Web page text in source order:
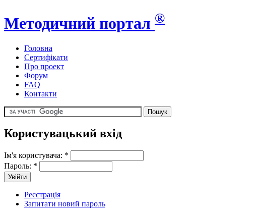
Методичний портал ®
Головна
Сертифікати
Про проект
Форум
FAQ
Контакти
Користувацький вхід
Ім'я користувача: *
Пароль: *
Реєстрація
Запитати новий пароль